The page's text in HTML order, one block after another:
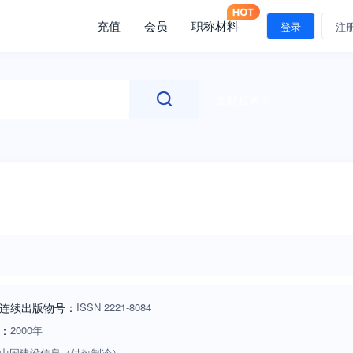
充值 会员 职称材料 登录 注
续出版物号 ： ISSN 2221-8084
2000年